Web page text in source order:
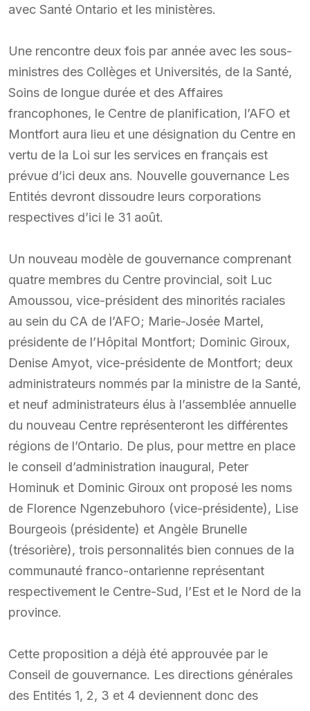
avec Santé Ontario et les ministères.
Une rencontre deux fois par année avec les sous-
ministres des Collèges et Universités, de la Santé,
Soins de longue durée et des Affaires
francophones, le Centre de planification, l’AFO et
Montfort aura lieu et une désignation du Centre en
vertu de la Loi sur les services en français est
prévue d’ici deux ans. Nouvelle gouvernance Les
Entités devront dissoudre leurs corporations
respectives d’ici le 31 août.
Un nouveau modèle de gouvernance comprenant
quatre membres du Centre provincial, soit Luc
Amoussou, vice-président des minorités raciales
au sein du CA de l’AFO; Marie-Josée Martel,
présidente de l’Hôpital Montfort; Dominic Giroux,
Denise Amyot, vice-présidente de Montfort; deux
administrateurs nommés par la ministre de la Santé,
et neuf administrateurs élus à l’assemblée annuelle
du nouveau Centre représenteront les différentes
régions de l’Ontario. De plus, pour mettre en place
le conseil d’administration inaugural, Peter
Hominuk et Dominic Giroux ont proposé les noms
de Florence Ngenzebuhoro (vice-présidente), Lise
Bourgeois (présidente) et Angèle Brunelle
(trésorière), trois personnalités bien connues de la
communauté franco-ontarienne représentant
respectivement le Centre-Sud, l’Est et le Nord de la
province.
Cette proposition a déjà été approuvée par le
Conseil de gouvernance. Les directions générales
des Entités 1, 2, 3 et 4 deviennent donc des